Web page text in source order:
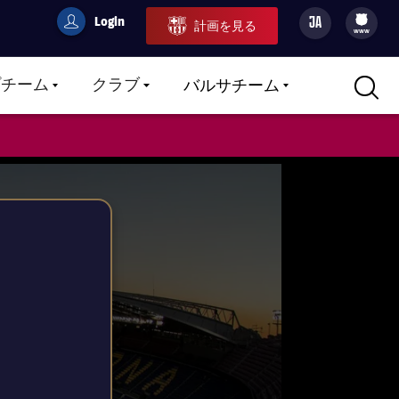
userCulers
Login 計画を見る JA
filled-badge
www
チーム
LABEL.ARIA.CARETDOWN
クラブLABEL.ARIA.CARETDOWN
バルサチームLABEL.ARIA.CARETDOWN